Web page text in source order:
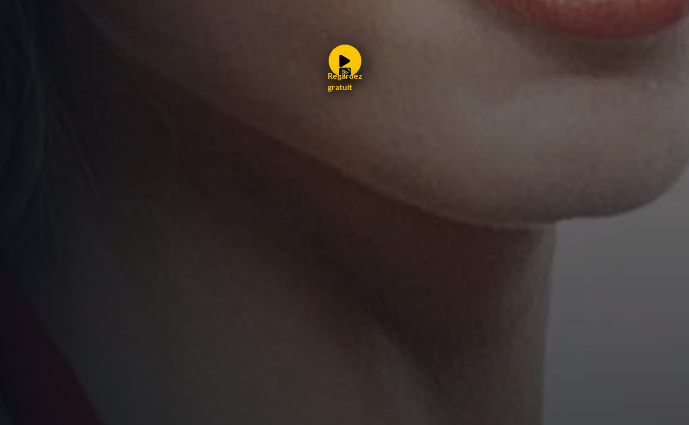
Regardez
gratuit